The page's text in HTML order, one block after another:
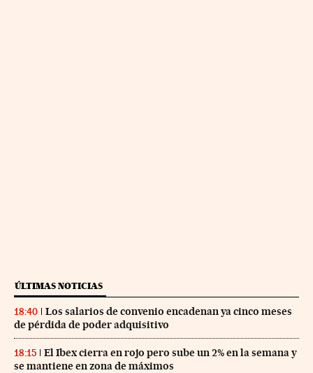
ÚLTIMAS NOTICIAS
18:40
Los salarios de convenio encadenan ya cinco meses
de pérdida de poder adquisitivo
18:15
El Ibex cierra en rojo pero sube un 2% en la semana y
se mantiene en zona de máximos